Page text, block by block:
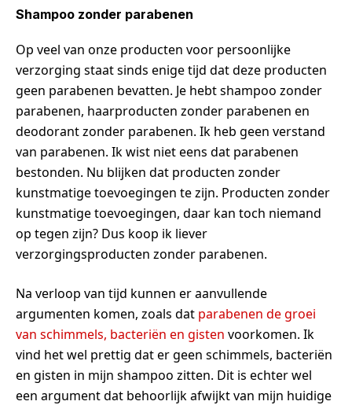
Shampoo zonder parabenen
Op veel van onze producten voor persoonlijke
verzorging staat sinds enige tijd dat deze producten
geen parabenen bevatten. Je hebt shampoo zonder
parabenen, haarproducten zonder parabenen en
deodorant zonder parabenen. Ik heb geen verstand
van parabenen. Ik wist niet eens dat parabenen
bestonden. Nu blijken dat producten zonder
kunstmatige toevoegingen te zijn. Producten zonder
kunstmatige toevoegingen, daar kan toch niemand
op tegen zijn? Dus koop ik liever
verzorgingsproducten zonder parabenen.
Na verloop van tijd kunnen er aanvullende
argumenten komen, zoals dat parabenen de groei
van schimmels, bacteriën en gisten voorkomen. Ik
vind het wel prettig dat er geen schimmels, bacteriën
en gisten in mijn shampoo zitten. Dit is echter wel
een argument dat behoorlijk afwijkt van mijn huidige